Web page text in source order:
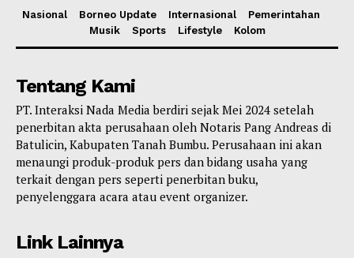
Nasional Borneo Update Internasional
Pemerintahan
Musik
Sports Lifestyle Kolom
Tentang Kami
PT. Interaksi Nada Media berdiri sejak Mei 2024 setelah
penerbitan akta perusahaan oleh Notaris Pang Andreas di
Batulicin, Kabupaten Tanah Bumbu. Perusahaan ini akan
menaungi produk-produk pers dan bidang usaha yang
terkait dengan pers seperti penerbitan buku,
penyelenggara acara atau event organizer.
Link Lainnya